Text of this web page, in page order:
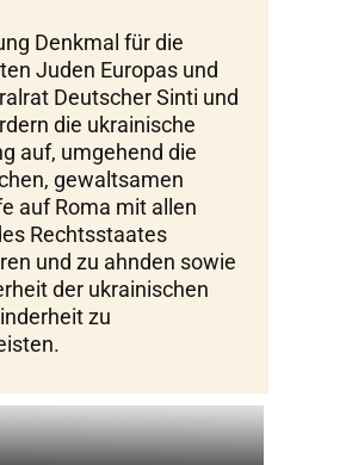
Denkmal für die
Juden Europas und
Deutscher Sinti und
die ukrainische
auf, umgehend die
gewaltsamen
auf Roma mit allen
Rechtsstaates
und zu ahnden sowie
der ukrainischen
zu